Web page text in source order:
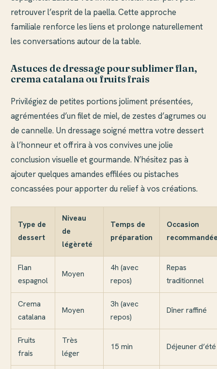
retrouver l’esprit de la paella. Cette approche
familiale renforce les liens et prolonge naturellement
les conversations autour de la table.
Astuces de dressage pour sublimer flan,
crema catalana ou fruits frais
Privilégiez de petites portions joliment présentées,
agrémentées d’un filet de miel, de zestes d’agrumes ou
de cannelle. Un dressage soigné mettra votre dessert
à l’honneur et offrira à vos convives une jolie
conclusion visuelle et gourmande. N’hésitez pas à
ajouter quelques amandes effilées ou pistaches
concassées pour apporter du relief à vos créations.
Type de
dessert
Niveau
de
légèreté
Temps de
préparation
Occasion
Flan
espagnol
Moyen
4h (avec
repos)
Repas
traditionnel
Crema
catalana
Moyen
3h (avec
repos)
Dîner raffiné
Fruits
frais
Très
léger
15 min Déjeuner d’été